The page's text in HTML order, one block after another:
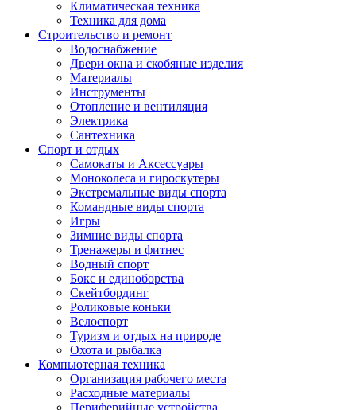
Климатическая техника
Техника для дома
Строительство и ремонт
Водоснабжение
Двери окна и скобяные изделия
Материалы
Инструменты
Отопление и вентиляция
Электрика
Сантехника
Спорт и отдых
Самокаты и Аксессуары
Моноколеса и гироскутеры
Экстремальные виды спорта
Командные виды спорта
Игры
Зимние виды спорта
Тренажеры и фитнес
Водный спорт
Бокс и единоборства
Скейтбординг
Роликовые коньки
Велоспорт
Туризм и отдых на природе
Охота и рыбалка
Компьютерная техника
Организация рабочего места
Расходные материалы
Периферийные устройства